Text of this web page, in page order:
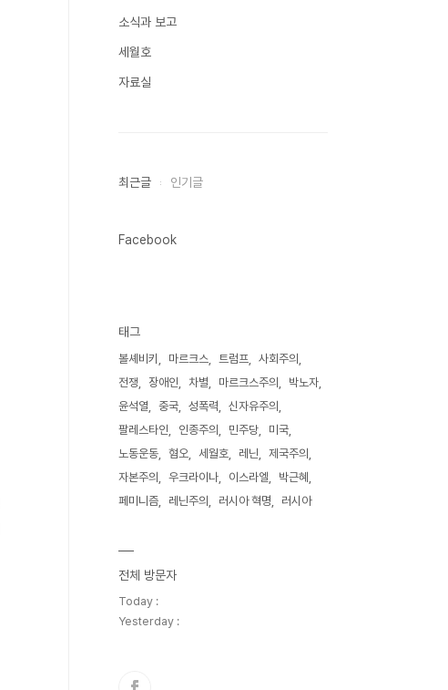
소식과 보고
세월호
자료실
최근글 인기글
Facebook
태그
볼셰비키 마르크스 트럼프
사회주의
전쟁
장애인 차별 마르크스주의
박노자
윤석열
중국 성폭력
신자유주의
팔레스타인
인종주의 민주당
미국
노동운동
혐오 세월호 레닌
제국주의
자본주의
우크라이나 이스라엘
박근혜
페미니즘
레닌주의 러시아 혁명 러시아
전체 방문자
Today :
Yesterday :